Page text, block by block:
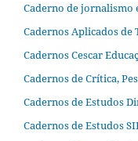
Caderno de jornalismo
Cadernos Aplicados de
Cadernos Cescar
Cadernos de Crítica,
Cadernos de Estudos
Cadernos de Estudos